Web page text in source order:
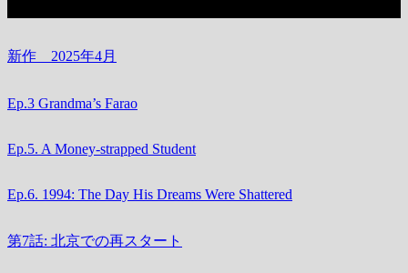
新作 2025年4月
Ep.3 Grandma’s Farao
Ep.5. A Money-strapped Student
Ep.6. 1994: The Day His Dreams Were Shattered
第7話: 北京での再スタート